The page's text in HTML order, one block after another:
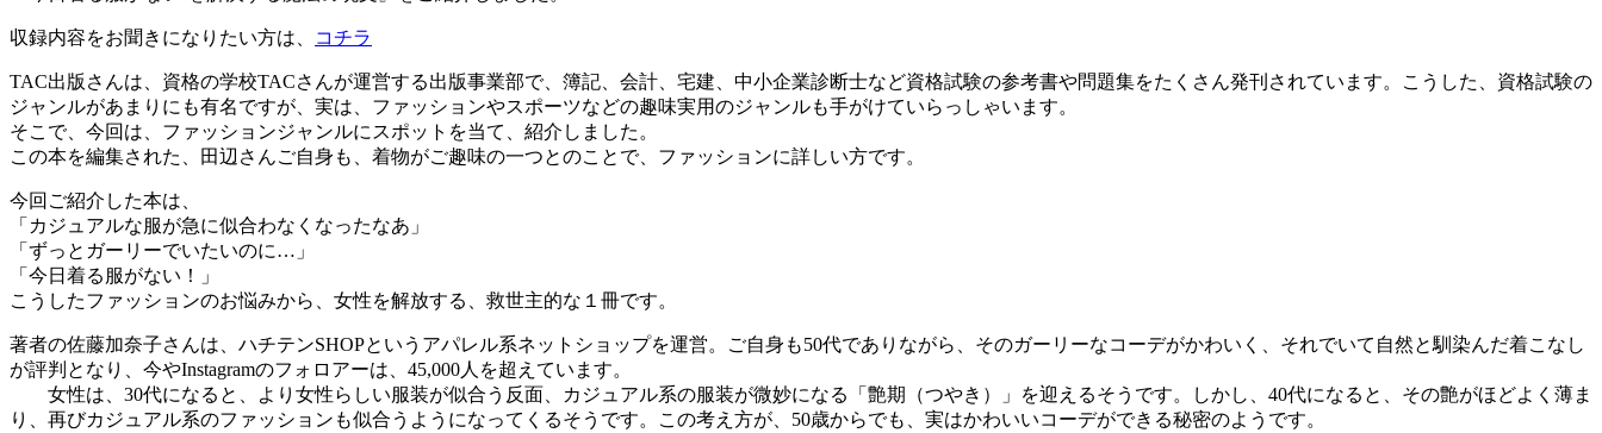
収録内容をお聞きになりたい方は、 コチラ
TAC出版さんは、資格の学校TACさんが運営する出版事業部で、簿記、会計、宅建、中小企業診断士など資格試験の参考書や問題集をたくさん発刊されています。こうした、資格試験の
ジャンルがあまりにも有名ですが、実は、ファッションやスポーツなどの趣味実用のジャンルも手がけていらっしゃいます。
そこで、今回は、ファッションジャンルにスポットを当て、紹介しました。
この本を編集された、田辺さんご自身も、着物がご趣味の一つとのことで、ファッションに詳しい方です。
今回ご紹介した本は、
「カジュアルな服が急に似合わなくなったなあ」
「ずっとガーリーでいたいのに…」
「今日着る服がない！」
こうしたファッションのお悩みから、女性を解放する、救世主的な１冊です。
著者の佐藤加奈子さんは、ハチテンSHOPというアパレル系ネットショップを運営。ご自身も50代でありながら、そのガーリーなコーデがかわいく、それでいて自然と馴染んだ着こなし
が評判となり、今やInstagramのフォロアーは、45,000人を超えています。
女性は、30代になると、より女性らしい服装が似合う反面、カジュアル系の服装が微妙になる「艶期（つやき）」を迎えるそうです。しかし、40代になると、その艶がほどよく薄ま
り、再びカジュアル系のファッションも似合うようになってくるそうです。この考え方が、50歳からでも、実はかわいいコーデができる秘密のようです。